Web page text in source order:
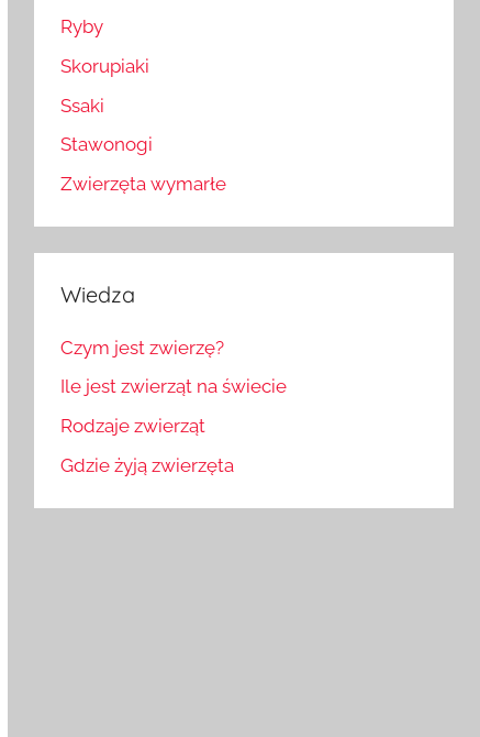
Ryby
Skorupiaki
Ssaki
Stawonogi
Zwierzęta wymarłe
Wiedza
Czym jest zwierzę?
Ile jest zwierząt na świecie
Rodzaje zwierząt
Gdzie żyją zwierzęta